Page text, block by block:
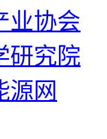
业协会
研究院
源网